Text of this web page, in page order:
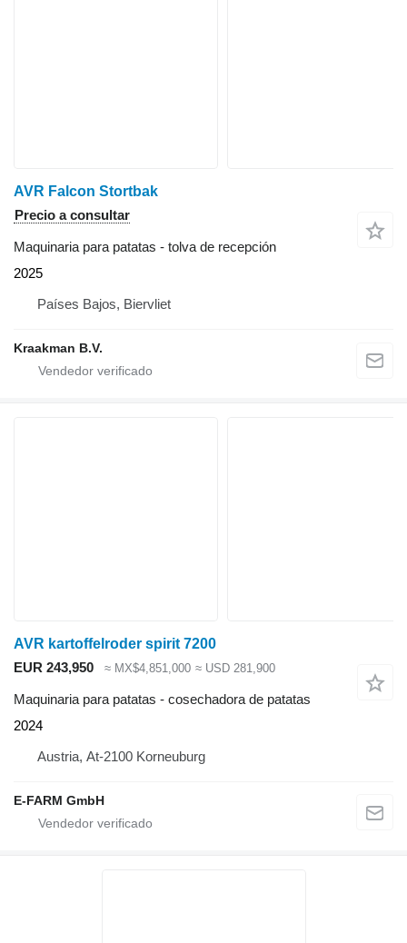
AVR Falcon Stortbak
Precio a consultar
Maquinaria para patatas - tolva de recepción
2025
Países Bajos, Biervliet
Kraakman B.V.
AVR kartoffelroder spirit 7200
EUR 243,950
≈ MX$4,851,000 ≈ USD 281,900
Maquinaria para patatas - cosechadora de patatas
2024
Austria, At-2100 Korneuburg
E-FARM GmbH